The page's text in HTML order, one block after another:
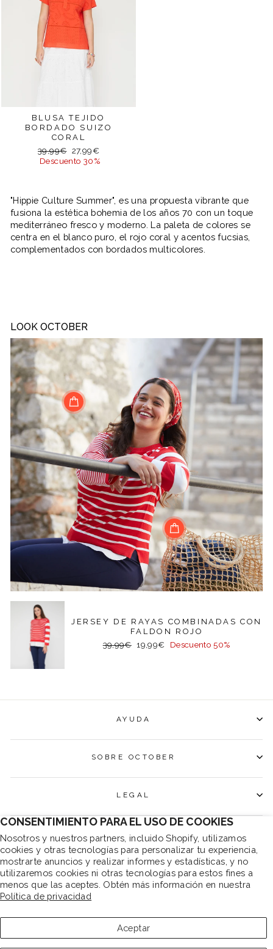
CONSENTIMIENTO PARA EL USO DE COOKIES
Nosotros y nuestros partners, incluido Shopify, utilizamos
cookies y otras tecnologías para personalizar tu experiencia,
mostrarte anuncios y realizar informes y estadísticas, y no
utilizaremos cookies ni otras tecnologías para estos fines a
menos que las aceptes. Obtén más información en nuestra
Política de privacidad
Aceptar
10% EN TU PRIMER PEDIDO SI TE SUSCRIBES
Suscríbete ahora y consigue un 10% dto en tu
pedido. Descuento no acumulable a otras
promociones o descuentos.
(esc)"
BLUSA TEJIDO
BORDADO SUIZO
CORAL
Precio
habitual
39,99€ Precio
de
27,99€
Descuento 30%
"Hippie Culture Summer", es una propuesta vibrante que
fusiona la estética bohemia de los años 70 con un toque
mediterráneo fresco y moderno. La paleta de colores se
centra en el blanco puro, el rojo coral y acentos fucsias,
complementados con bordados multicolores.
LOOK OCTOBER
JERSEY DE RAYAS COMBINADAS CON
FALDON ROJO
Precio
39,99€ Precio
19,99€ Descuento 50%
AYUDA
SOBRE OCTOBER
LEGAL
PRIMERA COMPRA